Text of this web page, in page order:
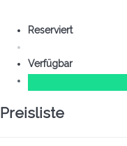
Reserviert
Verfügbar
Preisliste